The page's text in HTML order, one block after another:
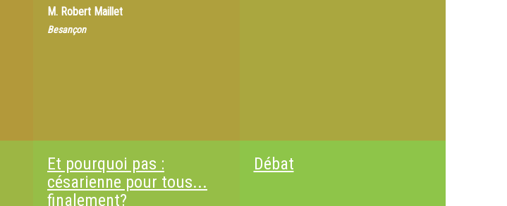
M. Robert Maillet
Besançon
Et pourquoi pas :
césarienne pour tous...
finalement?
Débat